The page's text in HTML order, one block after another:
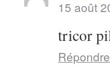
15 août
tricor
Répondre